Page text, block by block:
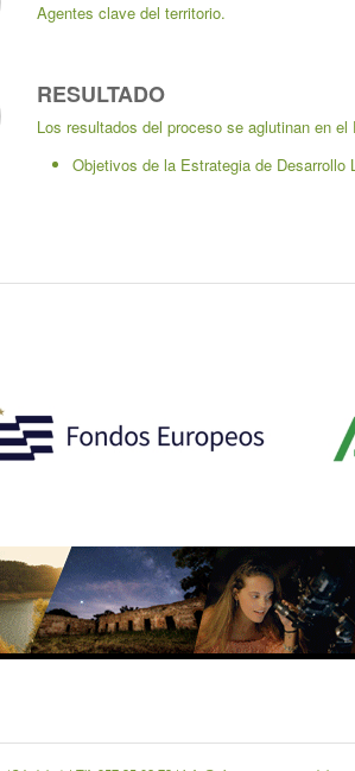
Agentes clave del territorio.
RESULTADO
Los resultados del proceso se aglutinan en el
Objetivos de la Estrategia de Desarrollo